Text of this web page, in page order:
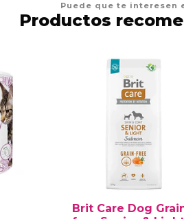
Puede que te interesen
Productos
Brit Care Dog